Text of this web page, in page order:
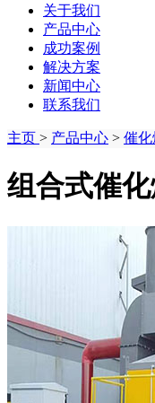
关于我们
产品中心
成功案例
解决方案
新闻中心
联系我们
主页 > 产品中心 > 催化
组合式催